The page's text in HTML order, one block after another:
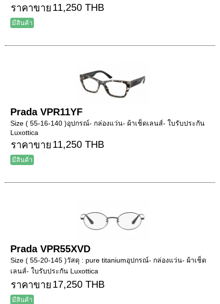
ราคาขาย 11,250 THB
มีสินค้า
Prada VPR11YF
Size ( 55-16-140 )อุปกรณ์- กล่องแว่น- ผ้าเช็ดเลนส์- ใบรับประกัน
Luxottica
ราคาขาย 11,250 THB
มีสินค้า
Prada VPR55XVD
Size ( 55-20-145 )วัสดุ : pure titaniumอุปกรณ์- กล่องแว่น- ผ้าเช็ด
เลนส์- ใบรับประกัน Luxottica
ราคาขาย 17,250 THB
มีสินค้า